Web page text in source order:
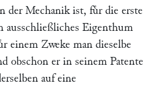
der Mechanik ist, fuͤr die erste
ausschließliches Eigenthum
einem Zweke man dieselbe
obschon er in seinem Patente
auf eine